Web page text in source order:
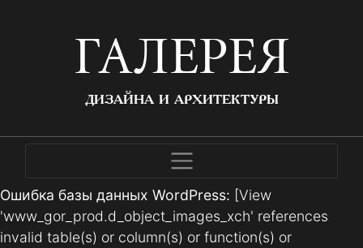
ГАЛЕРЕЯ
ДИЗАЙНА И АРХИТЕКТУРЫ
Ошибка базы данных WordPress: [View
'www_gor_prod.d_object_images_xch' references
invalid table(s) or column(s) or function(s) or